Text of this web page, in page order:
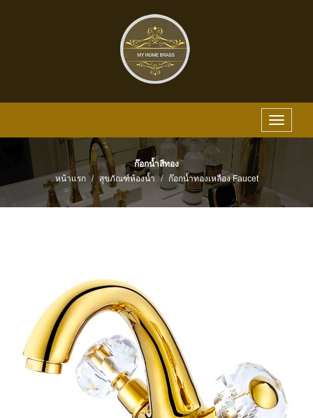
Toggle
ก๊อกน้ำสีทอง
หน้าแรก
สุขภัณฑ์ห้องน้ำ ก๊อกน้ำทองเหลือง Faucet